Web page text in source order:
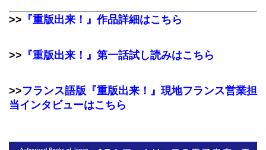
>> 『重版出来！』作品詳細はこちら
>> 『重版出来！』第一話試し読みはこちら
>>フランス語版『重版出来！』現地フランス営業担
当インタビューはこちら